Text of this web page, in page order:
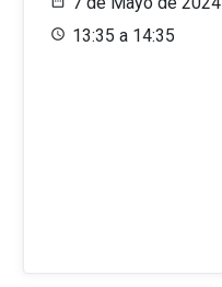
13:35 a 14:35